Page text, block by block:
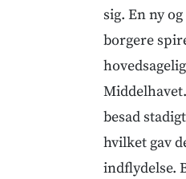
sig. En ny
borgere
besad
hvilket gav
indflydelse.